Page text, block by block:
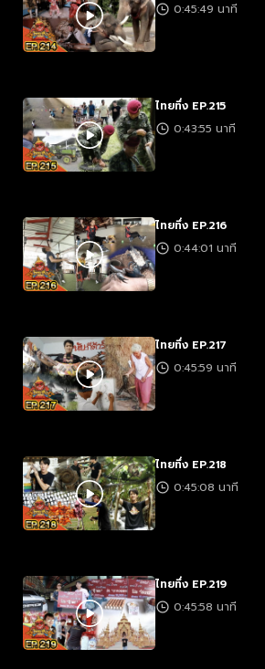
0:45:49 นาที
ไทยทึ่ง EP.215
0:43:55 นาที
ไทยทึ่ง EP.216
0:44:01 นาที
ไทยทึ่ง EP.217
0:45:59 นาที
ไทยทึ่ง EP.218
0:45:08 นาที
ไทยทึ่ง EP.219
0:45:58 นาที